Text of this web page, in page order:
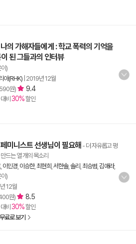
의 가해자들에게 : 학교 폭력의 기억을
된 그들과의 인터뷰
)
아(RHK) 2019년 12월
원) 9.4
비 30%할인
미니스트 선생님이 필요해 - 더 자유롭고 평
드는 열 개의 목소리
, 이민경 이승한,최현희 서한솔, 솔리 최승범 김애라,
)
12월
원) 8.5
비 30%할인
료로 보기